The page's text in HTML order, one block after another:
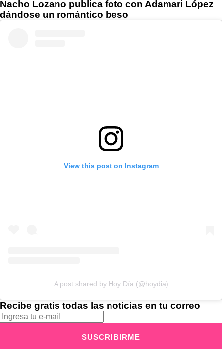
Nacho Lozano publica foto con Adamari López
dándose un romántico beso
View this post on Instagram
A post shared by Hoy Día (@hoydia)
Recibe gratis todas las noticias en tu correo
SUSCRIBIRME